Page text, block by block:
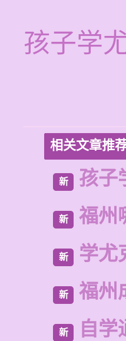
孩子学
相关文章推
新 孩子
新 福州
新 学尤
新 福州
新 自